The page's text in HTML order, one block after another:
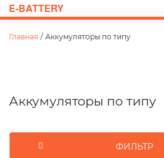
E-BATTERY
Главная / Аккумуляторы по типу
Аккумуляторы по типу
ФИЛЬТР